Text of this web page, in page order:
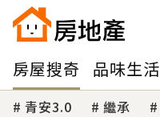
房屋搜奇 品味生活
青安3.0 繼承